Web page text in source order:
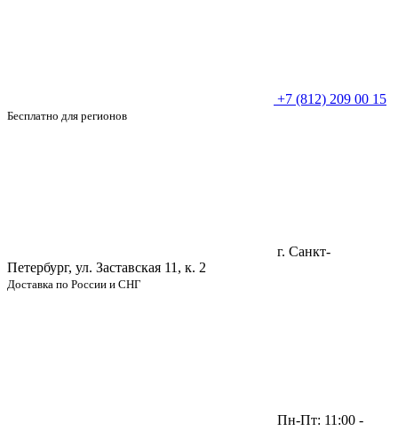
+7 (812) 209 00 15
Бесплатно для регионов
г. Санкт-
Петербург, ул. Заставская 11, к. 2
Доставка по России и СНГ
Пн-Пт: 11:00 -